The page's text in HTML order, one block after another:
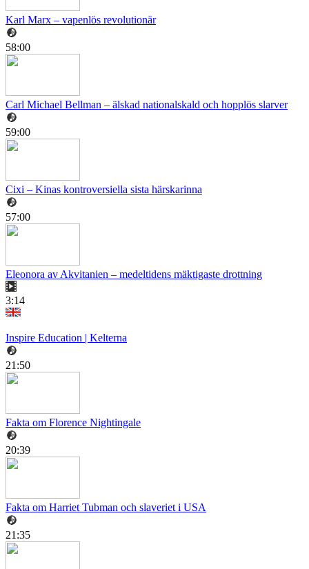
Karl Marx – vapenlös revolutionär
58:00
Carl Michael Bellman – älskad nationalskald och hopplös slarver
59:00
Cixi – Kinas kontroversiella sista härskarinna
57:00
Eleonora av Akvitanien – medeltidens mäktigaste drottning
3:14
Inspire Education | Kelterna
21:50
Fakta om Florence Nightingale
20:39
Fakta om Harriet Tubman och slaveriet i USA
21:35